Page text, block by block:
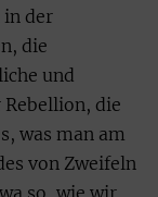
in der
die
und
die
was man am
von Zweifeln